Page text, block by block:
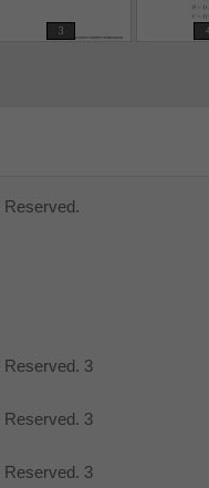
3 4
3
3
3